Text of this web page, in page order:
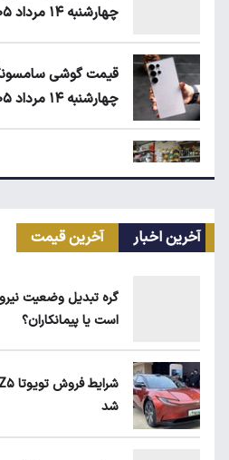
چهارشنبه ۱۴ مرداد ۱۴۰۵
قیمت گوشی
چهارشنبه ۱۴ مرداد ۱۴۰۵
زمان شارژ کالابرگ
اجاره آپارتمان در
بلاگرهای پردرآمد
ماجرای محدودیت
آخرین اخبار آخرین قیمت
گره تبدیل وضعیت
است یا پیمانکاران؟
شد